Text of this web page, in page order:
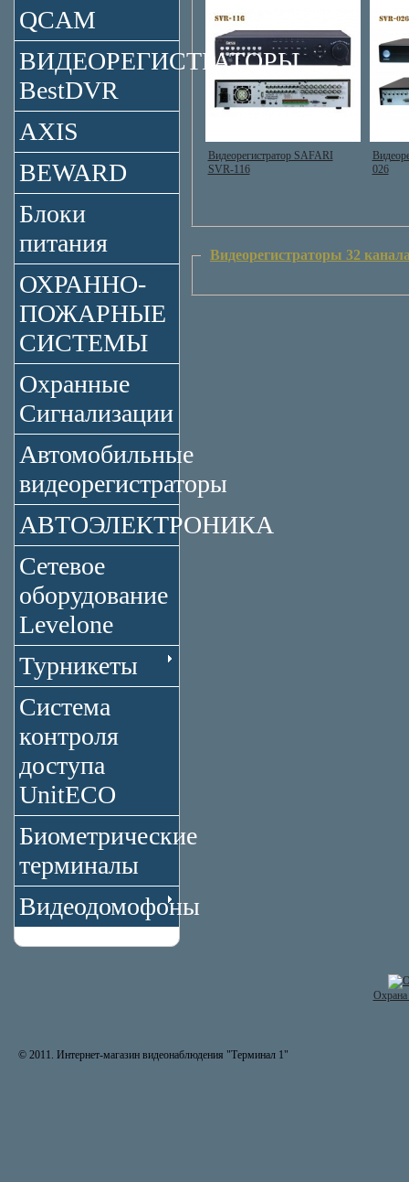
QCAM
ВИДЕОРЕГИСТРАТОРЫ
BestDVR
AXIS
BEWARD
Блоки
питания
ОХРАННО-
ПОЖАРНЫЕ
СИСТЕМЫ
Охранные
Сигнализации
Автомобильные
видеорегистраторы
АВТОЭЛЕКТРОНИКА
Сетевое
оборудование
Levelone
Турникеты
Система
контроля
доступа
UnitECO
Биометрические
терминалы
Видеодомофоны
Видеорегистратор SAFARI
SVR-116
026
Видеорегистраторы 32
© 2011. Интернет-магазин видеонаблюдения "Терминал 1"